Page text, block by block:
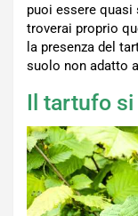
puoi essere quasi
troverai proprio
la presenza del
suolo non adatto
Il tartufo si